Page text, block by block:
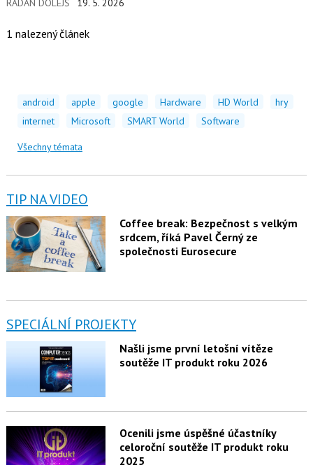
RADAN DOLEJŠ 19. 5. 2026
1 nalezený článek
android apple google Hardware HD World
hry
internet
Microsoft SMART World Software
Všechny témata
TIP NA VIDEO
Coffee break: Bezpečnost s velkým
srdcem, říká Pavel Černý ze
společnosti Eurosecure
SPECIÁLNÍ PROJEKTY
Našli jsme první letošní vítěze
soutěže IT produkt roku 2026
Ocenili jsme úspěšné účastníky
celoroční soutěže IT produkt roku
2025